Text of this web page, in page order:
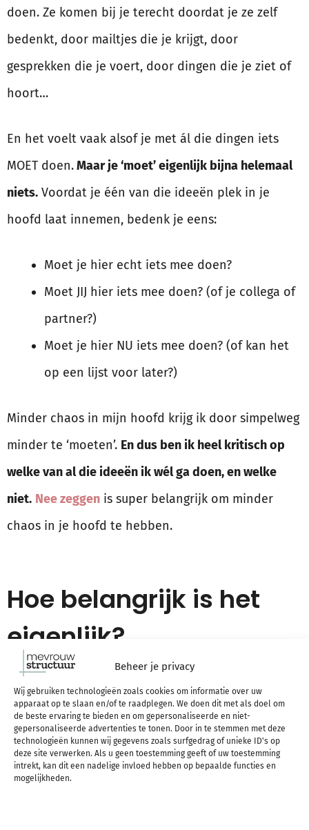
Beheer je privacy
Wij gebruiken technologieën zoals cookies om informatie over uw
apparaat op te slaan en/of te raadplegen. We doen dit met als doel om
de beste ervaring te bieden en om gepersonaliseerde en niet-
gepersonaliseerde advertenties te tonen. Door in te stemmen met deze
technologieën kunnen wij gegevens zoals surfgedrag of unieke ID's op
deze site verwerken. Als u geen toestemming geeft of uw toestemming
intrekt, kan dit een nadelige invloed hebben op bepaalde functies en
mogelijkheden.
doen. Ze komen bij je terecht doordat je ze zelf
bedenkt, door mailtjes die je krijgt, door
gesprekken die je voert, door dingen die je ziet of
hoort…
En het voelt vaak alsof je met ál die dingen iets
MOET doen.Maar je ‘moet’ eigenlijk bijna helemaal
niets. Voordat je één van die ideeën plek in je
hoofd laat innemen, bedenk je eens:
Moet je hier echt iets mee doen?
Moet JIJ hier iets mee doen? (of je collega of
partner?)
Moet je hier NU iets mee doen? (of kan het
op een lijst voor later?)
Minder chaos in mijn hoofd krijg ik door simpelweg
minder te ‘moeten’. En dus ben ik heel kritisch op
welke van al die ideeën ik wél ga doen, en welke
niet. Nee zeggen is super belangrijk om minder
chaos in je hoofd te hebben.
Hoe belangrijk is het
eigenlijk?
zijn ook ein-de-loos veel dingen waar je je druk
over kan maken in je hoofd. Ik weet er alles van ;-).
Maar sommige dingen zijn simpelweg het niet waard